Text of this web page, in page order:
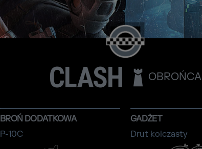
CLASH OBROŃCA
BROŃ DODATKOWA
P-10C
GADŻET
Drut kolczasty